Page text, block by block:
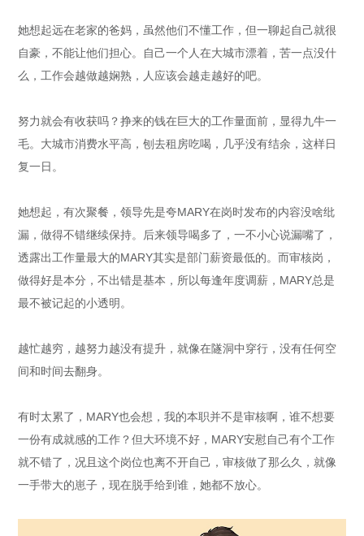
她想起远在老家的爸妈，虽然他们不懂工作，但一聊起自己就很
自豪，不能让他们担心。自己一个人在大城市漂着，苦一点没什
么，工作会越做越娴熟，人应该会越走越好的吧。
努力就会有收获吗？挣来的钱在巨大的工作量面前，显得九牛一
毛。大城市消费水平高，刨去租房吃喝，几乎没有结余，这样日
复一日。
她想起，有次聚餐，领导先是夸MARY在岗时发布的内容没啥纰
漏，做得不错继续保持。后来领导喝多了，一不小心说漏嘴了，
透露出工作量最大的MARY其实是部门薪资最低的。而审核岗，
做得好是本分，不出错是基本，所以每逢年度调薪，MARY总是
最不被记起的小透明。
越忙越穷，越努力越没有提升，就像在隧洞中穿行，没有任何空
间和时间去翻身。
有时太累了，MARY也会想，我的本职并不是审核啊，谁不想要
一份有成就感的工作？但大环境不好，MARY安慰自己有个工作
就不错了，况且这个岗位也离不开自己，审核做了那么久，就像
一手带大的崽子，现在脱手给到谁，她都不放心。